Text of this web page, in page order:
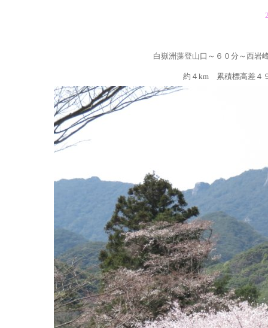
白嶽洲藻登山口～６０分～西岩
約４km 累積標高差４